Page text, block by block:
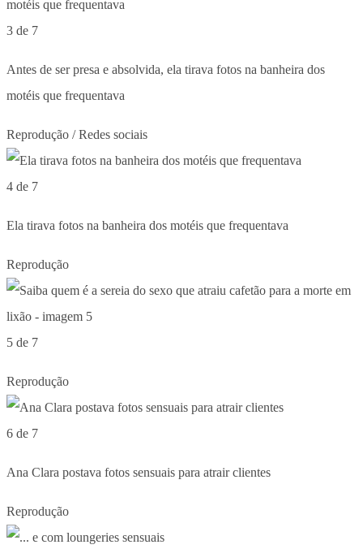
3 de 7
Antes de ser presa e absolvida, ela tirava fotos na banheira dos
motéis que frequentava
Reprodução / Redes sociais
4 de 7
Ela tirava fotos na banheira dos motéis que frequentava
Reprodução
5 de 7
Reprodução
6 de 7
Ana Clara postava fotos sensuais para atrair clientes
Reprodução